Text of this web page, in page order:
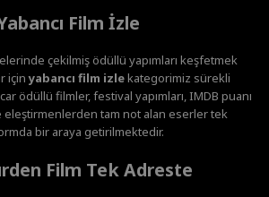
Film İzle
çekilmiş ödüllü yapımları keşfetmek
içinyabancı film izlekategorimiz sürekli
ödüllü filmler, festival yapımları, IMDB puanı
tam not alan eserler tek
bir araya getirilmektedir.
Film Tek Adreste